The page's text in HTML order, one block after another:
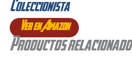
Coleccionista
Ver en Amazon
Productos